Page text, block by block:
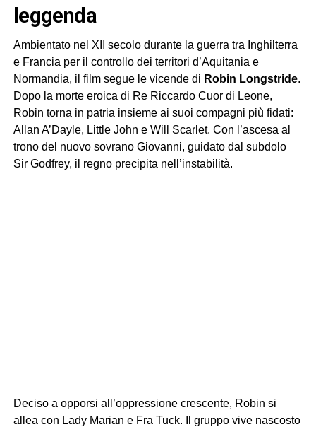
leggenda
Ambientato nel XII secolo durante la guerra tra Inghilterra
e Francia per il controllo dei territori d’Aquitania e
Normandia, il film segue le vicende di Robin Longstride.
Dopo la morte eroica di Re Riccardo Cuor di Leone,
Robin torna in patria insieme ai suoi compagni più fidati:
Allan A’Dayle, Little John e Will Scarlet. Con l’ascesa al
trono del nuovo sovrano Giovanni, guidato dal subdolo
Sir Godfrey, il regno precipita nell’instabilità.
Deciso a opporsi all’oppressione crescente, Robin si
allea con Lady Marian e Fra Tuck. Il gruppo vive nascosto